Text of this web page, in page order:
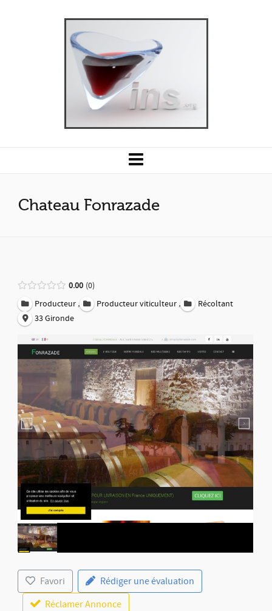
Chateau Fonrazade
0.00 0
Producteur , Producteur viticulteur ,
Récoltant
33 Gironde
Favori
Rédiger une évaluation
Réclamer Annonce